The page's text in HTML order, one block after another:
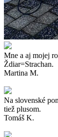
Mne a aj mojej
Ždiar=Strachan.
Martina M.
Na slovenské
tiež plusom.
Tomáš K.